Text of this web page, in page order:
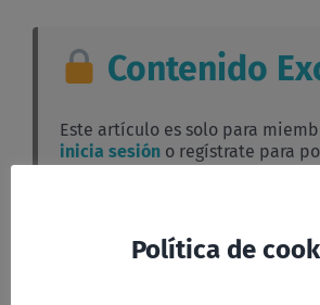
Informe
Comisión
C.
Contenido
Este artículo es solo para
inicia sesión o regístrate para
Facebook
Twitter
Email
Política de